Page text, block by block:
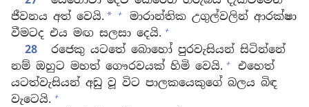
ජීවනය අත් වෙයි. * +
මාරාන්තික උගුල්වලින් ආරක්ෂා
වීමටද එය මඟ සලසා දෙයි. +
28
රජෙකු යටතේ බොහෝ පුරවැසියන් සිටින්නේ
නම් ඔහුට මහත් ගෞරවයක් හිමි වෙයි. +
එහෙත්
යටත්වැසියන් අඩු වූ විට පාලකයෙකුගේ බලය බිඳ
වැටෙයි. +